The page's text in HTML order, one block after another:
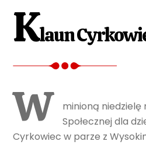
Klaun
W
minioną
Społecznej dla
Cyrkowiec w parze z